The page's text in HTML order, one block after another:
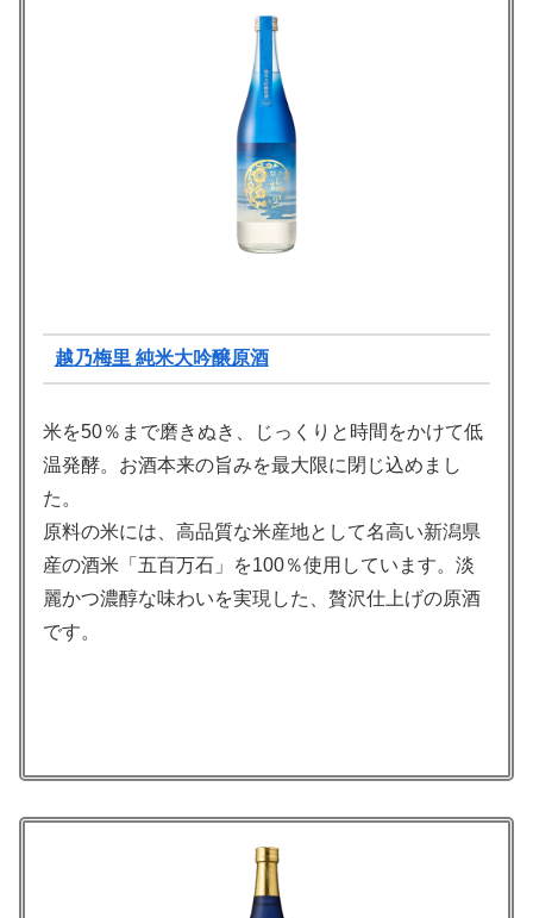
越乃梅里 純米大吟醸原酒
米を50％まで磨きぬき、じっくりと時間をかけて低
温発酵。お酒本来の旨みを最大限に閉じ込めまし
た。
原料の米には、高品質な米産地として名高い新潟県
産の酒米「五百万石」を100％使用しています。淡
麗かつ濃醇な味わいを実現した、贅沢仕上げの原酒
です。